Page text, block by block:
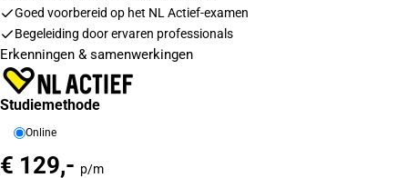
Goed voorbereid op het NL Actief-examen
Begeleiding door ervaren professionals
Erkenningen & samenwerkingen
Studiemethode
Online
€ 129,- p/m